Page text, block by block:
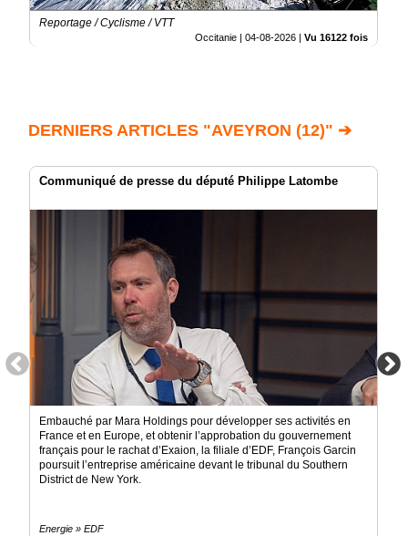
Reportage / Cyclisme / VTT
Occitanie | 04-08-2026 | Vu 16122 fois
DERNIERS ARTICLES "AVEYRON (12)" ➔
Communiqué de presse du député Philippe Latombe
Embauché par Mara Holdings pour développer ses activités en
France et en Europe, et obtenir l’approbation du gouvernement
français pour le rachat d’Exaion, la filiale d’EDF, François Garcin
poursuit l’entreprise américaine devant le tribunal du Southern
District de New York.
Energie » EDF